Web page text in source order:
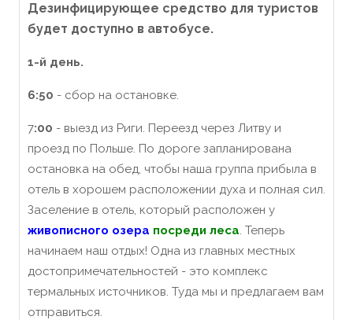
Дезинфицирующее средство для туристов
будет доступно в автобусе.
1-й день.
6:50 - сбор на остановке.
7:00 - выезд из Риги. Переезд через Литву и
проезд по Польше. По дороге запланирована
остановка на обед, чтобы наша группа прибыла в
отель в хорошем расположении духа и полная сил.
Заселение в отель, который расположен у
живописного озера посреди леса. Теперь
начинаем наш отдых! Одна из главных местных
достопримечательностей - это комплекс
термальных источников. Туда мы и предлагаем вам
отправиться.